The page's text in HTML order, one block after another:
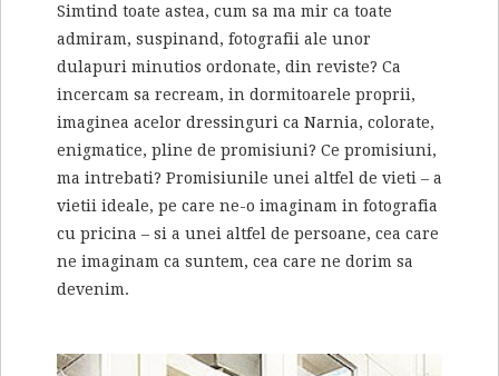
Simtind toate astea, cum sa ma mir ca toate
admiram, suspinand, fotografii ale unor
dulapuri minutios ordonate, din reviste? Ca
incercam sa recream, in dormitoarele proprii,
imaginea acelor dressinguri ca Narnia, colorate,
enigmatice, pline de promisiuni? Ce promisiuni,
ma intrebati? Promisiunile unei altfel de vieti – a
vietii ideale, pe care ne-o imaginam in fotografia
cu pricina – si a unei altfel de persoane, cea care
ne imaginam ca suntem, cea care ne dorim sa
devenim.